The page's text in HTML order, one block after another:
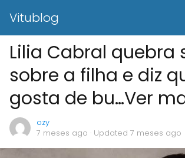
Vitublog
Lilia Cabral quebra
sobre a filha e diz
gosta de bu…Ver
ozy
7 meses ago · Updated 7 meses ago